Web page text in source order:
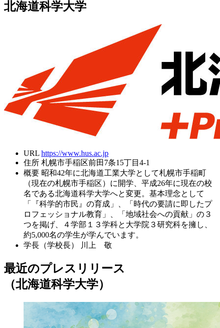
北海道科学大学
URL https://www.hus.ac.jp
住所 札幌市手稲区前田7条15丁目4-1
概要 昭和42年に北海道工業大学として札幌市手稲町
（現在の札幌市手稲区）に開学、平成26年に現在の校
名である北海道科学大学へと変更。基本理念として
「『科学的市民』の育成」、「時代の要請に即したプ
ロフェッショナル教育」、「地域社会への貢献」の３
つを掲げ、４学部１３学科と大学院３研究科を擁し、
約5,000名の学生が学んでいます。
学長（学校長）
川上 敬
最近のプレスリリース
（北海道科学大学）